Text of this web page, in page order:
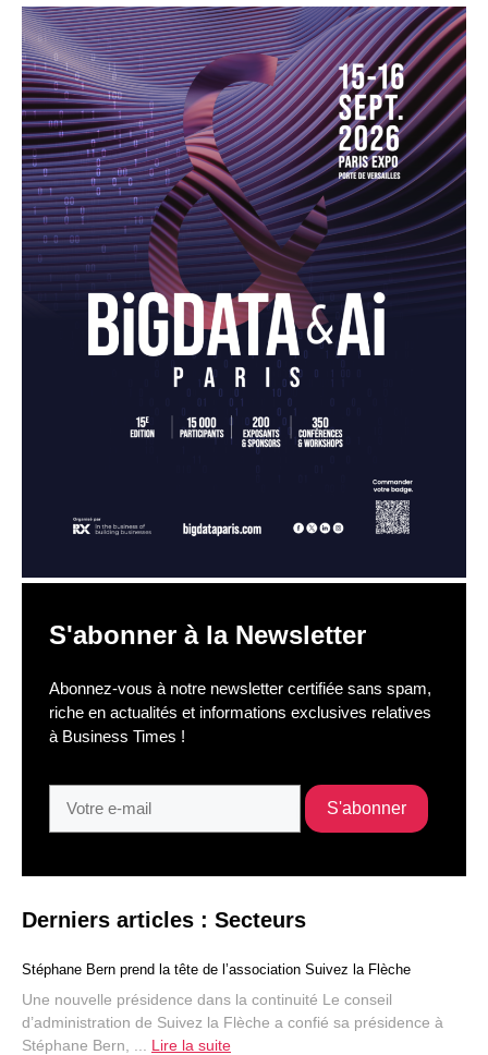
S'abonner à la Newsletter
Abonnez-vous à notre newsletter certifiée sans spam,
riche en actualités et informations exclusives relatives
à Business Times !
Derniers articles : Secteurs
Stéphane Bern prend la tête de l’association Suivez la Flèche
Une nouvelle présidence dans la continuité Le conseil
d’administration de Suivez la Flèche a confié sa présidence à
Stéphane Bern, ... Lire la suite